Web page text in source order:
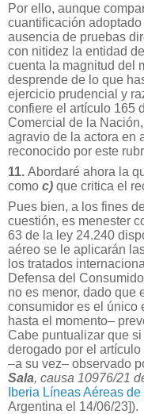
Por ello, aunque
cuantificación
ausencia de pruebas
con nitidez la entidad
cuenta la magnitud del
desprende de lo que
ejercicio prudencial y
confiere el artículo 165
Comercial de la
agravio de la actora en
reconocido por este
11. Abordaré ahora la
como c) que critica el
Pues bien, a los fines
cuestión, es menester
63 de la ley 24.240
aéreo se le aplicarán
los tratados
Defensa del
no es menor, dado que
consumidor es el único
hasta el momento–
Cabe puntualizar que
derogado por el
–a su vez– observado
Sala, causa 10976/21
Iberia Líneas Aéreas
Argentina el 14/06/23]).